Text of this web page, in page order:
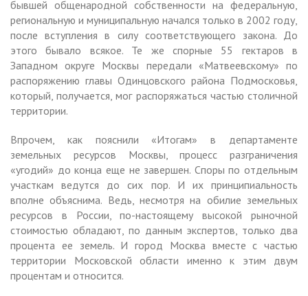
бывшей общенародной собственности на федеральную,
региональную и муниципальную начался только в 2002 году,
после вступления в силу соответствующего закона. До
этого бывало всякое. Те же спорные 55 гектаров в
Западном округе Москвы передали «Матвеевскому» по
распоряжению главы Одинцовского района Подмосковья,
который, получается, мог распоряжаться частью столичной
территории.
Впрочем, как пояснили «Итогам» в департаменте
земельных ресурсов Москвы, процесс разграничения
«угодий» до конца еще не завершен. Споры по отдельным
участкам ведутся до сих пор. И их принципиальность
вполне объяснима. Ведь, несмотря на обилие земельных
ресурсов в России, по-настоящему высокой рыночной
стоимостью обладают, по данным экспертов, только два
процента ее земель. И город Москва вместе с частью
территории Московской области именно к этим двум
процентам и относится.